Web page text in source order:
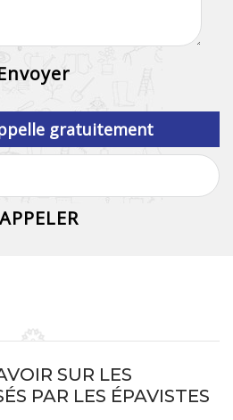
gratuitement
SUR LES
PAR LES ÉPAVISTES